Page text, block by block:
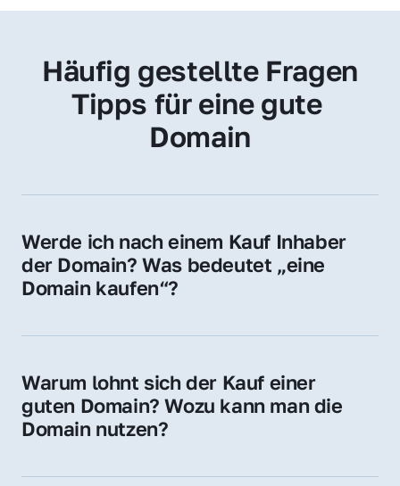
Häufig gestellte Fragen
Tipps für eine gute
Domain
Werde ich nach einem Kauf Inhaber
der Domain? Was bedeutet „eine
Domain kaufen“?
Sie erhalten alle Rechte zur Nutzung,
Domain.
Warum lohnt sich der Kauf einer
guten Domain? Wozu kann man die
Domain nutzen?